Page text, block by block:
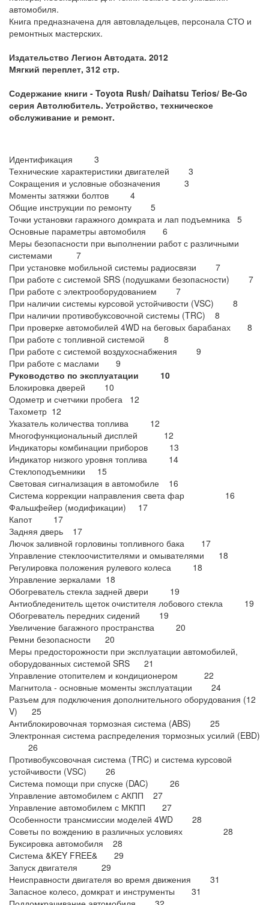
автомобиля.
Книга предназначена для автовладельцев, персонала СТО и
ремонтных мастерских.
Издательство Легион Автодата. 2012
Мягкий переплет, 312 стр.
Содержание книги - Toyota Rush/ Daihatsu Terios/ Be-Go
серия Автолюбитель. Устройство, техническое
обслуживание и ремонт.
Идентификация 3
Технические характеристики двигателей 3
Сокращения и условные обозначения 3
Моменты затяжки болтов 4
Общие инструкции по ремонту 5
Точки установки гаражного домкрата и лап подъемника 5
Основные параметры автомобиля 6
Меры безопасности при выполнении работ с различными
системами 7
При установке мобильной системы радиосвязи 7
При работе с системой SRS (подушками безопасности) 7
При работе с электрооборудованием 7
При наличии системы курсовой устойчивости (VSC) 8
При наличии противобуксовочной системы (TRC) 8
При проверке автомобилей 4WD на беговых барабанах 8
При работе с топливной системой 8
При работе с системой воздухоснабжения 9
При работе с маслами 9
Руководство по эксплуатации 10
Блокировка дверей 10
Одометр и счетчики пробега 12
Тахометр 12
Указатель количества топлива 12
Многофункциональный дисплей 12
Индикаторы комбинации приборов 13
Индикатор низкого уровня топлива 14
Стеклоподъемники 15
Световая сигнализация в автомобиле 16
Система коррекции направления света фар 16
Фальшфейер (модификации) 17
Капот 17
Задняя дверь 17
Лючок заливной горловины топливного бака 17
Управление стеклоочистителями и омывателями 18
Регулировка положения рулевого колеса 18
Управление зеркалами 18
Обогреватель стекла задней двери 19
Антиобледенитель щеток очистителя лобового стекла 19
Обогреватель передних сидений 19
Увеличение багажного пространства 20
Ремни безопасности 20
Меры предосторожности при эксплуатации автомобилей,
оборудованных системой SRS 21
Управление отопителем и кондиционером 22
Магнитола - основные моменты эксплуатации 24
Разъем для подключения дополнительного оборудования (12
V) 25
Антиблокировочная тормозная система (ABS) 25
Электронная система распределения тормозных усилий (EBD)
26
Противобуксовочная система (TRC) и система курсовой
устойчивости (VSC) 26
Система помощи при спуске (DAC) 26
Управление автомобилем с АКПП 27
Управление автомобилем с МКПП 27
Особенности трансмиссии моделей 4WD 28
Советы по вождению в различных условиях 28
Буксировка автомобиля 28
Система &KEY FREE& 29
Запуск двигателя 29
Неисправности двигателя во время движения 31
Запасное колесо, домкрат и инструменты 31